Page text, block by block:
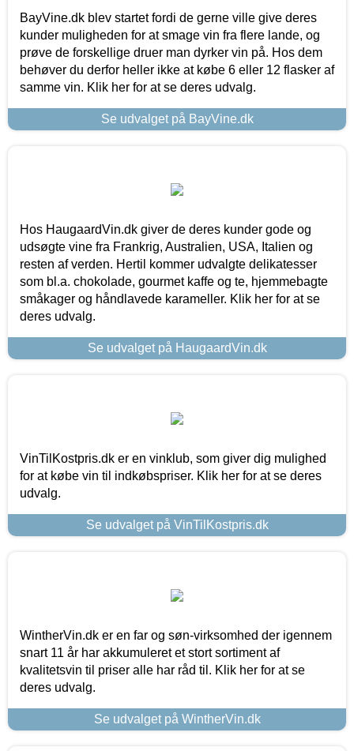
BayVine.dk blev startet fordi de gerne ville give deres
kunder muligheden for at smage vin fra flere lande, og
prøve de forskellige druer man dyrker vin på. Hos dem
behøver du derfor heller ikke at købe 6 eller 12 flasker af
samme vin. Klik her for at se deres udvalg.
Se udvalget på BayVine.dk
Hos HaugaardVin.dk giver de deres kunder gode og
udsøgte vine fra Frankrig, Australien, USA, Italien og
resten af verden. Hertil kommer udvalgte delikatesser
som bl.a. chokolade, gourmet kaffe og te, hjemmebagte
småkager og håndlavede karameller. Klik her for at se
deres udvalg.
Se udvalget på HaugaardVin.dk
VinTilKostpris.dk er en vinklub, som giver dig mulighed
for at købe vin til indkøbspriser. Klik her for at se deres
udvalg.
Se udvalget på VinTilKostpris.dk
WintherVin.dk er en far og søn-virksomhed der igennem
snart 11 år har akkumuleret et stort sortiment af
kvalitetsvin til priser alle har råd til. Klik her for at se
deres udvalg.
Se udvalget på WintherVin.dk